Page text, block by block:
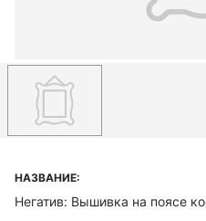
НАЗВАНИЕ:
Негатив: Вышивка на поясе